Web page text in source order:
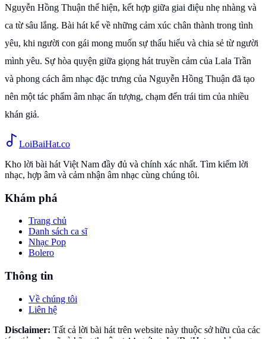
Nguyễn Hồng Thuận thể hiện, kết hợp giữa giai điệu nhẹ nhàng và
ca từ sâu lắng. Bài hát kể về những cảm xúc chân thành trong tình
yêu, khi người con gái mong muốn sự thấu hiểu và chia sẻ từ người
mình yêu. Sự hòa quyện giữa giọng hát truyền cảm của Lala Trần
và phong cách âm nhạc đặc trưng của Nguyễn Hồng Thuận đã tạo
nên một tác phẩm âm nhạc ấn tượng, chạm đến trái tim của nhiều
khán giả.
LoiBaiHat.co
Kho lời bài hát Việt Nam đầy đủ và chính xác nhất. Tìm kiếm lời
nhạc, hợp âm và cảm nhận âm nhạc cùng chúng tôi.
Khám phá
Trang chủ
Danh sách ca sĩ
Nhạc Pop
Bolero
Thông tin
Về chúng tôi
Liên hệ
Disclaimer: Tất cả lời bài hát trên website này thuộc sở hữu của các